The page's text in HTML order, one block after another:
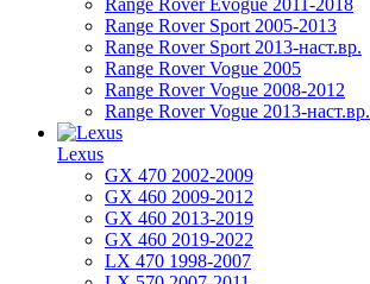
Range Rover Sport 2005-2013
Range Rover Sport 2013-наст.вр.
Range Rover Vogue 2005
Range Rover Vogue 2008-2012
Range Rover Vogue 2013-наст.вр.
Lexus
GX 470 2002-2009
GX 460 2009-2012
GX 460 2013-2019
GX 460 2019-2022
LX 470 1998-2007